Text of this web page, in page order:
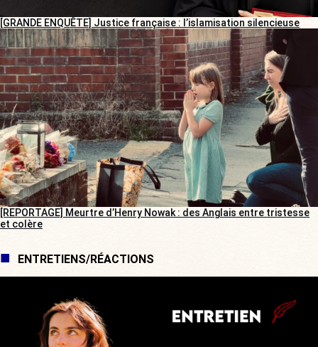
[GRANDE ENQUÊTE] Justice française : l’islamisation silencieuse
[REPORTAGE] Meurtre d’Henry Nowak : des Anglais entre tristesse
et colère
ENTRETIENS/RÉACTIONS